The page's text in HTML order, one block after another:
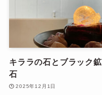
キララの石とブラック鉱
石
2025年12月1日